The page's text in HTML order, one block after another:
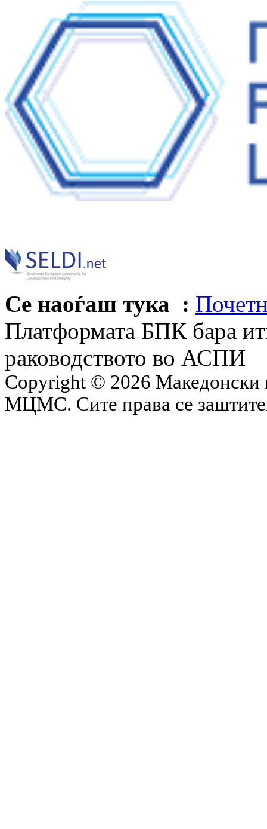
Се наоѓаш тука :
Платформата БПК бара
раководството во АСПИ
Copyright © 2026 Македонски
МЦМС. Сите права се